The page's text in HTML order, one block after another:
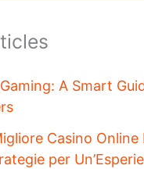
A Smart
Casino Online
per